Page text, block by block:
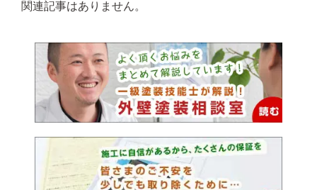
関連記事はありません。